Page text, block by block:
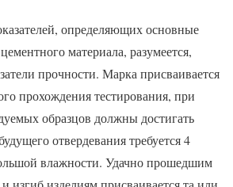
определяющих основные
материала, разумеется,
прочности. Марка присваивается
прохождения тестирования, при
образцов должны достигать
отвердевания требуется 4
влажности. Удачно прошедшим